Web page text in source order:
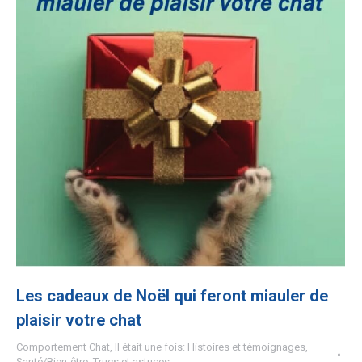
Les cadeaux de Noël qui feront miauler de
plaisir votre chat
Comportement Chat, Il était une fois: Histoires et témoignages,